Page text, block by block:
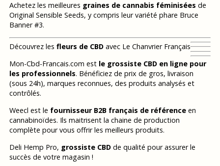
Achetez les meilleures graines de cannabis féminisées de
Original Sensible Seeds, y compris leur variété phare Bruce
Banner #3.
Découvrez les fleurs de CBDavec Le Chanvrier Français
Mon-Cbd-Francais.com est le grossiste CBD en ligne pour
les professionnels. Bénéficiez de prix de gros, livraison
(sous 24h), marques reconnues, des produits analysés et
contrôlés.
Weecl est le fournisseur B2B français de référenceen
cannabinoïdes. Ils maitrisent la chaine de production
complète pour vous offrir les meilleurs produits.
Deli Hemp Pro, grossiste CBDde qualité pour assurer le
succès de votre magasin !